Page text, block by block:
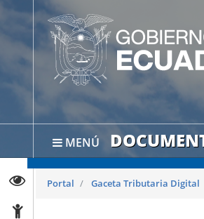
MENÚ
Abrir página de
Abrir página de
Portal Gaceta Tributaria Digital